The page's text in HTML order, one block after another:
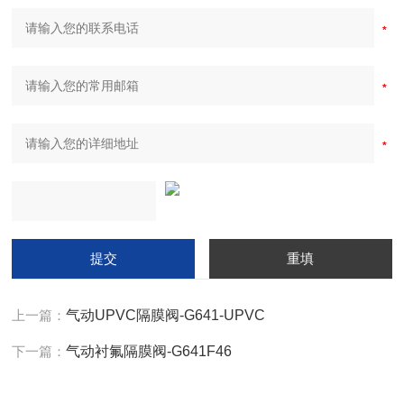
上一篇：气动UPVC隔膜阀-G641-UPVC
下一篇：气动衬氟隔膜阀-G641F46